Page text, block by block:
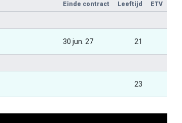
Einde contract Leeftijd ETV
30 jun. 27 21
23